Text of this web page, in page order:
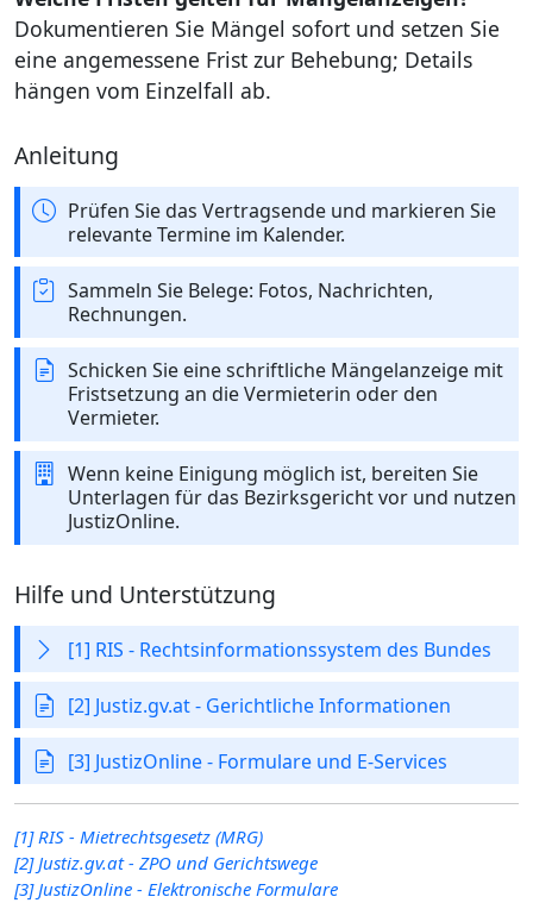
Dokumentieren Sie Mängel sofort und setzen Sie
eine angemessene Frist zur Behebung; Details
hängen vom Einzelfall ab.
Anleitung
Prüfen Sie das Vertragsende und markieren Sie
relevante Termine im Kalender.
Sammeln Sie Belege: Fotos, Nachrichten,
Rechnungen.
Schicken Sie eine schriftliche Mängelanzeige mit
Fristsetzung an die Vermieterin oder den
Vermieter.
Wenn keine Einigung möglich ist, bereiten Sie
Unterlagen für das Bezirksgericht vor und nutzen
JustizOnline.
Hilfe und Unterstützung
[1] RIS - Rechtsinformationssystem des Bundes
[2] Justiz.gv.at - Gerichtliche Informationen
[3] JustizOnline - Formulare und E-Services
[1] RIS - Mietrechtsgesetz (MRG)
[2] Justiz.gv.at - ZPO und Gerichtswege
[3] JustizOnline - Elektronische Formulare